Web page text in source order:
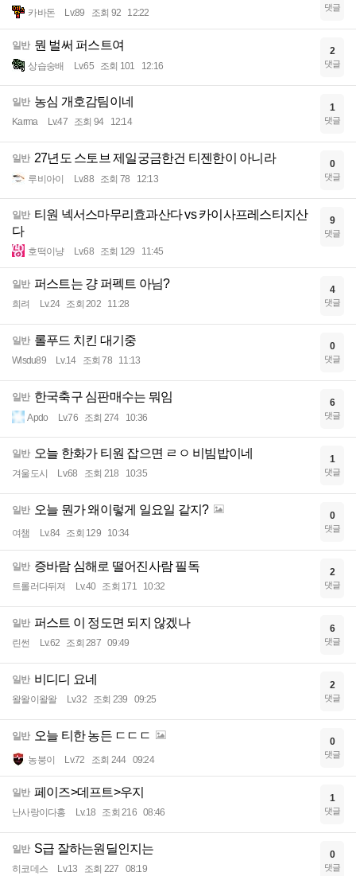
카바돈 Lv.89 조회 92 12:22 댓글
일반 뭔 벌써 퍼스트여
상습숭배 Lv.65 조회 101 12:16
2
댓글
일반 농심 개호감팀이네
Karma Lv.47 조회 94 12:14
1
댓글
일반 27년도 스토브 제일궁금한건 티젠한이 아니라
루비아이 Lv.88 조회 78 12:13
0
댓글
일반 티원 넥서스마무리효과산다 vs 카이사프레스티지산
다
호떡이냥 Lv.68 조회 129 11:45
9
댓글
일반 퍼스트는 걍 퍼펙트 아님?
희려 Lv.24 조회 202 11:28
4
댓글
일반 롤푸드 치킨 대기중
Wlsdu89 Lv.14 조회 78 11:13
0
댓글
일반 한국축구 심판매수는 뭐임
Apdo Lv.76 조회 274 10:36
6
댓글
일반 오늘 한화가 티원 잡으면 ㄹㅇ 비빔밥이네
겨울도시 Lv.68 조회 218 10:35
1
댓글
일반 오늘 뭔가 왜이렇게 일요일 같지?
여챔 Lv.84 조회 129 10:34
0
댓글
일반 증바람 심해로 떨어진사람 필독
트롤러다뒤져 Lv.40 조회 171 10:32
2
댓글
일반 퍼스트 이 정도면 되지 않겠나
린썬 Lv.62 조회 287 09:49
6
댓글
일반 비디디 요네
왈왈이왈왈 Lv.32 조회 239 09:25
2
댓글
일반 오늘 티한 농든 ㄷㄷㄷ
농붕이 Lv.72 조회 244 09:24
0
댓글
일반 페이즈>데프트>우지
난사랑이다홍 Lv.18 조회 216 08:46
1
댓글
일반 S급 잘하는원딜인지는
히코데스 Lv.13 조회 227 08:19
0
댓글